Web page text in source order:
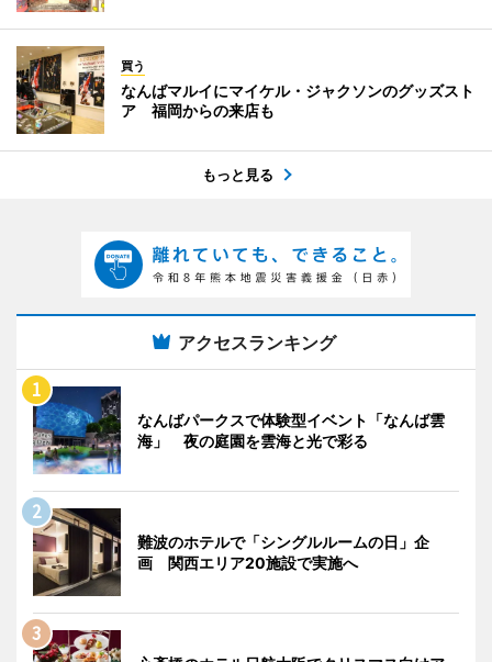
買う
なんばマルイにマイケル・ジャクソンのグッズスト
ア 福岡からの来店も
もっと見る
アクセスランキング
なんばパークスで体験型イベント「なんば雲
海」 夜の庭園を雲海と光で彩る
難波のホテルで「シングルルームの日」企
画 関西エリア20施設で実施へ